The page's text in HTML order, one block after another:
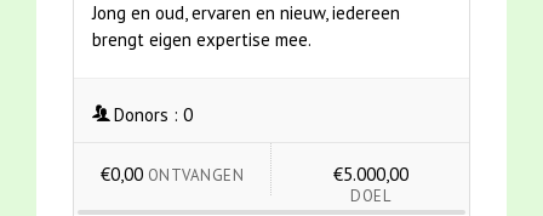
Jong en oud, ervaren en nieuw, iedereen
brengt eigen expertise mee.
Donors : 0
€0,00 ONTVANGEN €5.000,00
DOEL